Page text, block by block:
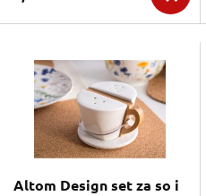
Altom Design set za so i